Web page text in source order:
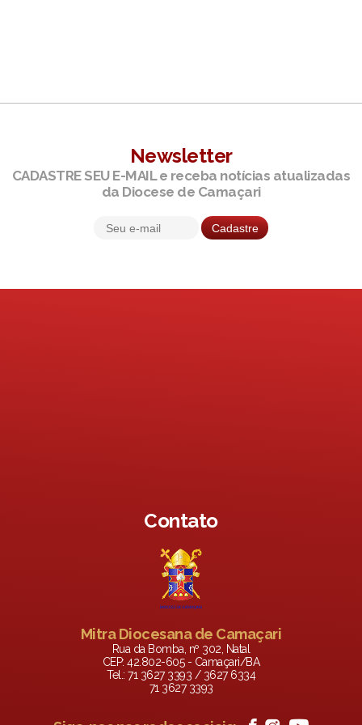
Newsletter
CADASTRE SEU E-MAIL e receba notícias atualizadas
da Diocese de Camaçari
Contato
Mitra Diocesana de Camaçari
Rua da Bomba, nº 302, Natal
CEP: 42.802-605 - Camaçari/BA
Tel.: 71 3627 3393 / 3627 6334
71 3627 3393